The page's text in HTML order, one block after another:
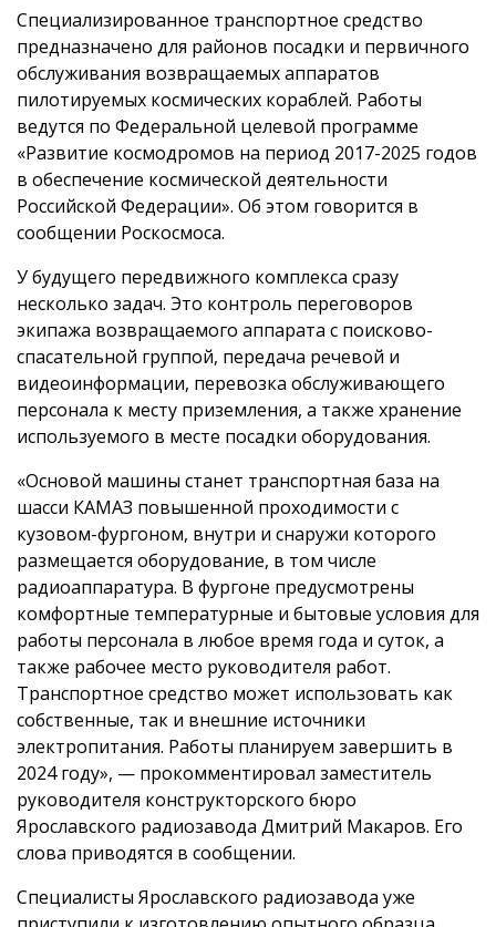
Специализированное транспортное средство
предназначено для районов посадки и первичного
обслуживания возвращаемых аппаратов
пилотируемых космических кораблей. Работы
ведутся по Федеральной целевой программе
«Развитие космодромов на период 2017-2025 годов
в обеспечение космической деятельности
Российской Федерации». Об этом говорится в
сообщении Роскосмоса.
У будущего передвижного комплекса сразу
несколько задач. Это контроль переговоров
экипажа возвращаемого аппарата с поисково-
спасательной группой, передача речевой и
видеоинформации, перевозка обслуживающего
персонала к месту приземления, а также хранение
используемого в месте посадки оборудования.
«Основой машины станет транспортная база на
шасси КАМАЗ повышенной проходимости с
кузовом-фургоном, внутри и снаружи которого
размещается оборудование, в том числе
радиоаппаратура. В фургоне предусмотрены
комфортные температурные и бытовые условия для
работы персонала в любое время года и суток, а
также рабочее место руководителя работ.
Транспортное средство может использовать как
собственные, так и внешние источники
электропитания. Работы планируем завершить в
2024 году», — прокомментировал заместитель
руководителя конструкторского бюро
Ярославского радиозавода Дмитрий Макаров. Его
слова приводятся в сообщении.
Специалисты Ярославского радиозавода уже